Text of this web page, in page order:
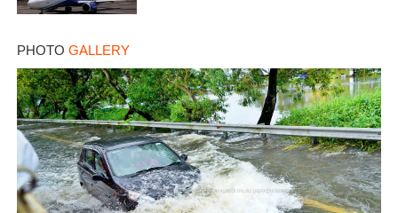
PHOTO GALLERY